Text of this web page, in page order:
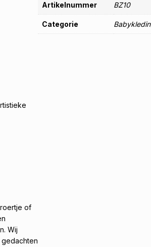
of
Wij
Artikelnummer BZ10
Categorie